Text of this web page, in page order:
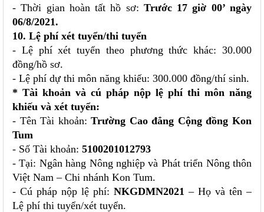
- Thời gian hoàn tất hồ sơ: Trước 17 giờ 00’ ngày
06/8/2021.
10. Lệ phí xét tuyển/thi tuyển
- Lệ phí xét tuyển theo phương thức khác: 30.000
đồng/hồ sơ.
- Lệ phí dự thi môn năng khiếu: 300.000 đồng/thí sinh.
* Tài khoản và cú pháp nộp lệ phí thi môn năng
khiếu và xét tuyển:
- Tên Tài khoản:Trường Cao đẳng Cộng đồng Kon
Tum
- Số Tài khoản: 5100201012793
- Tại: Ngân hàng Nông nghiệp và Phát triển Nông thôn
Việt Nam – Chi nhánh Kon Tum.
- Cú pháp nộp lệ phí: NKGDMN2021 – Họ và tên –
Lệ phí thi tuyển/xét tuyển.